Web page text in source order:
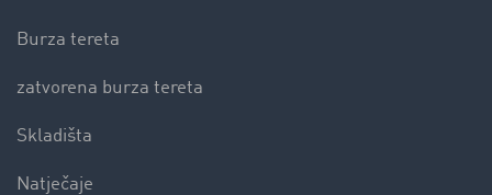
Burza tereta
zatvorena burza tereta
Skladišta
Natječaje